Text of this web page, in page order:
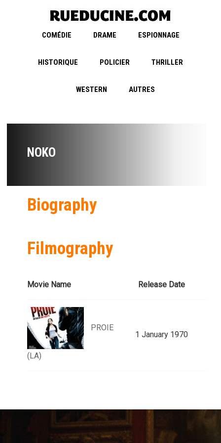
COMÉDIE DRAME ESPIONNAGE
HISTORIQUE POLICIER THRILLER
WESTERN AUTRES
NOKO
Biography
Filmography
Movie Name Release Date
PROIE
(LA)
1 January 1970